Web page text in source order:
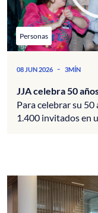
Personas
08 JUN 2026 - 3MÍN
JJA celebra 50
Para celebrar su 50
1.400 invitados en